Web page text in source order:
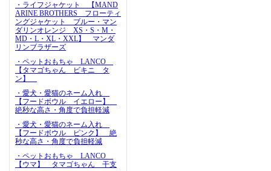
・ライフジャケット 【MAND
ARINE BROTHERS フローティ
ングジャケット ブルー・マン
ダリンオレンジ XS・S・M・
MD・L・XL・XXL】 マンダ
リンブラザーズ
・ペットおもちゃ LANCO
【タマゴちゃん ビキニ タ
ン】
・愛犬・愛猫のネーム入れ
【フードボウル イエロー】
絶秒な高さ・角度で負担軽減
・愛犬・愛猫のネーム入れ
【フードボウル ピンク】 絶
秒な高さ・角度で負担軽減
・ペットおもちゃ LANCO
【ウマ】 タマゴちゃん 干支